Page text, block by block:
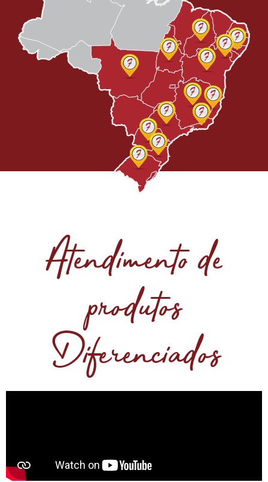
Atendimento de
produtos
Diferenciados